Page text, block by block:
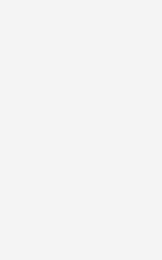
anwendbaren
Aluminium und